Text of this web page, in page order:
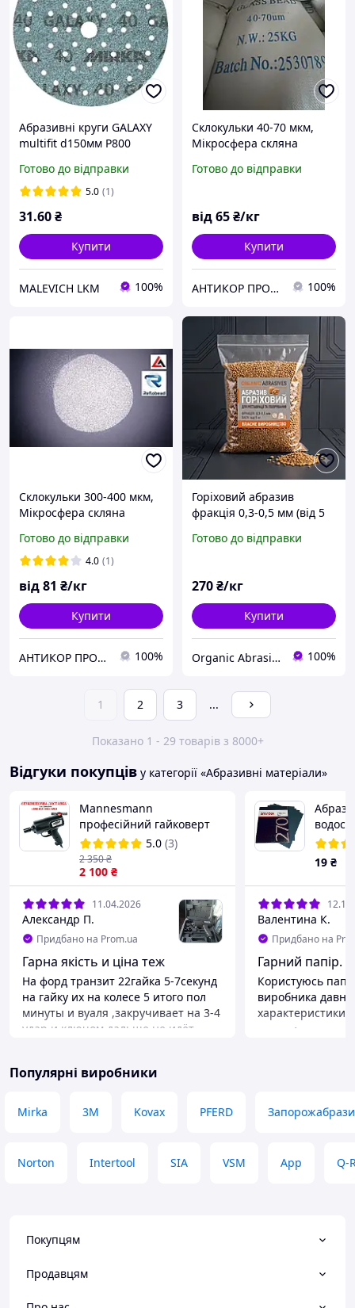
Абразивні круги GALAXY
multifit d150мм P800
Готово до відправки
5.0 (1)
31.60₴
Купити
MALEVICH LKM 100%
Склокульки 40-70 мкм,
Мікросфера скляна
Скляна дріб для
Готово до відправки
від65₴/кг
Купити
АНТИКОР ПРОМПОЛІМЕР ТОВ 100%
Склокульки 300-400 мкм,
Мікросфера скляна
Скляна дріб для
струминної обробки
Готово до відправки
4.0 (1)
від81 ₴/кг
Купити
АНТИКОР ПРОМПОЛІМЕР ТОВ 100%
Горіховий абразив
фракція 0,3-0,5 мм (від 5
фінішної обробки та
Готово до відправки
270₴/кг
Купити
Organic Abrasives 100%
1 2 3 ...
Показано 1 - 29 товарів з 8000+
Відгуки покупців у категорії «Абразивні матеріали»
Mannesmann
професійний гайковерт
німецький автомобільний
електричний 12В
Манесман M01720
5.0 (3)
2 100 ₴
2 350₴
11.04.2026
Александр П.
Придбано на Prom.ua
Гарна якість и ціна теж
На форд транзит 22гайка 5-7секунд
на гайку их на колесе 5 итого пол
минуты и вуаля ,закручивает на 3-4
удар и ключом дальше не идёт
Переваги
Недоліки
зерно
19 ₴
Валентина К.
Придбано на
Гарний папір.
Користуюсь
виробника
характеристики
Недоліки
Популярні виробники
Mirka 3М Kovax PFERD
Norton Intertool SIA VSM App Q-
Покупцям
Продавцям